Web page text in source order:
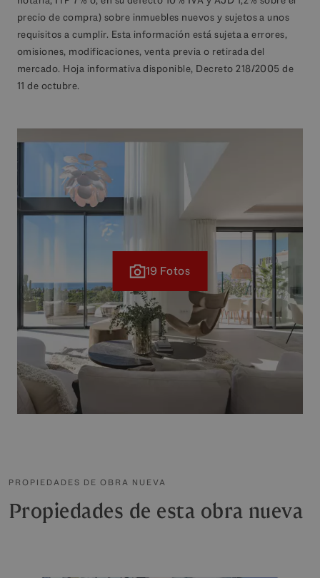
precio de compra) sobre inmuebles nuevos y sujetos a unos
requisitos a cumplir. Esta información está sujeta a errores,
omisiones, modificaciones, venta previa o retirada del
mercado. Hoja informativa disponible, Decreto 218/2005 de
11 de octubre.
19 Fotos
PROPIEDADES DE OBRA NUEVA
Propiedades de esta obra nueva